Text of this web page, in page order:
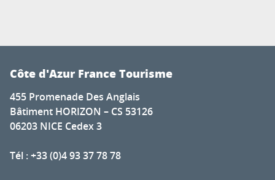
Côte d'Azur France Tourisme
455 Promenade Des Anglais
Bâtiment HORIZON – CS 53126
06203 NICE Cedex 3
Tél : +33 (0)4 93 37 78 78